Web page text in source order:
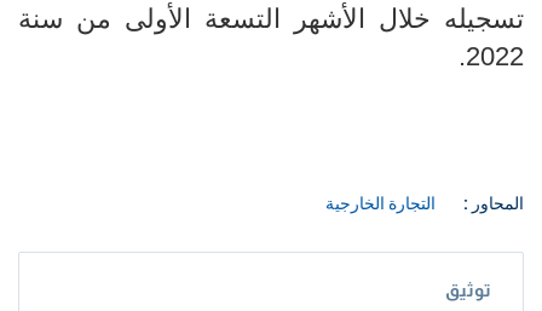
تسجيله خلال الأشهر التسعة الأولى من سنة
2022.
المحاور : التجارة الخارجية
توثيق